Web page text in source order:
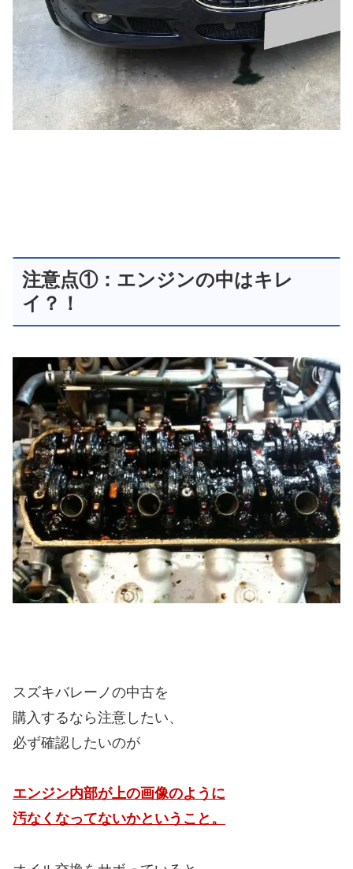
注意点①：エンジンの中はキレ
イ？！
スズキバレーノの中古を
購入するなら注意したい、
必ず確認したいのが
エンジン内部が上の画像のように
汚なくなってないかということ。